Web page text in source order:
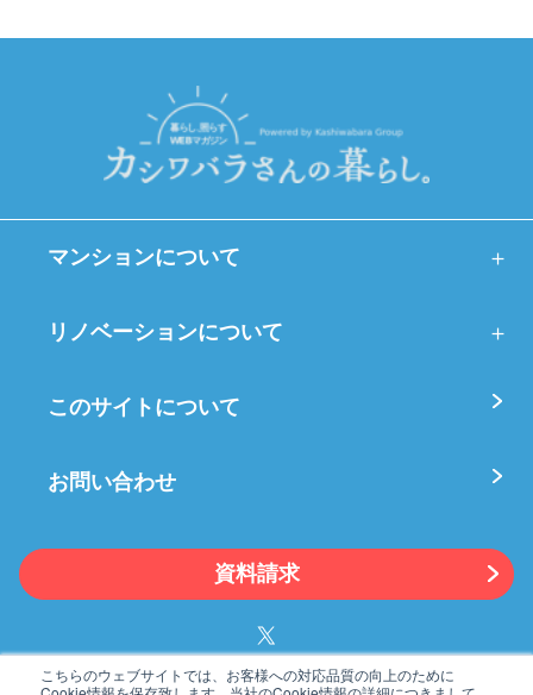
こちらのウェブサイトでは、お客様への対応品質の向上のために
マンションについて
リノベーションについて
このサイトについて
お問い合わせ
資料請求